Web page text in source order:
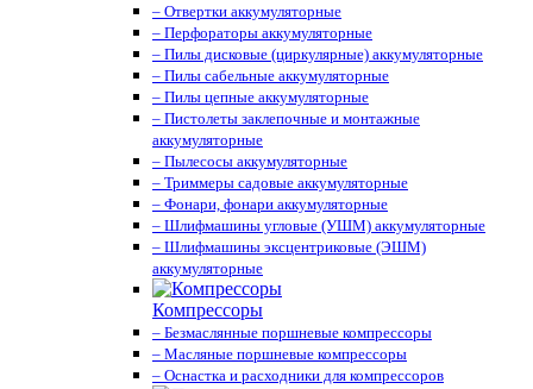
– Отвертки аккумуляторные
– Перфораторы аккумуляторные
– Пилы дисковые (циркулярные) аккумуляторные
– Пилы сабельные аккумуляторные
– Пилы цепные аккумуляторные
– Пистолеты заклепочные и монтажные
аккумуляторные
– Пылесосы аккумуляторные
– Триммеры садовые аккумуляторные
– Фонари, фонари аккумуляторные
– Шлифмашины угловые (УШМ) аккумуляторные
– Шлифмашины эксцентриковые (ЭШМ)
аккумуляторные
Компрессоры
– Безмаслянные поршневые компрессоры
– Масляные поршневые компрессоры
– Оснастка и расходники для компрессоров